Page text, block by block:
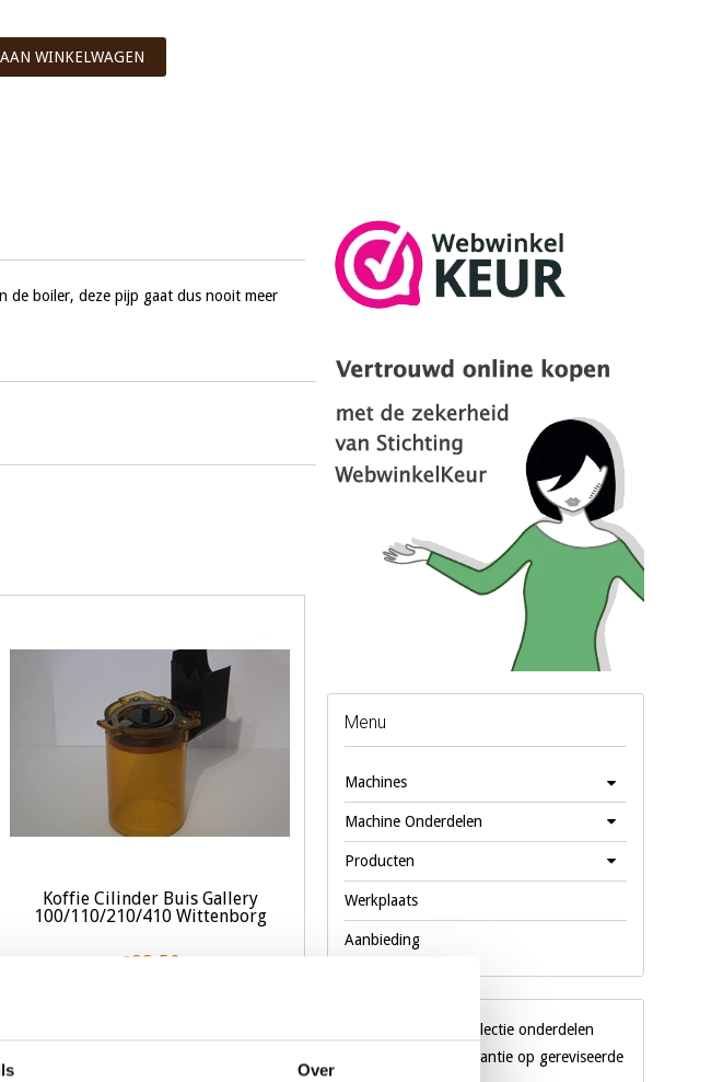
Over
WINKELWAGEN
de boiler, deze pijp gaat dus nooit meer
Koffie Cilinder Buis Gallery
100/110/210/410 Wittenborg
€23,50
Menu
Machines
Machine Onderdelen
Producten
Werkplaats
Aanbieding
Gigantische collectie onderdelen
3 maanden garantie op gereviseerde